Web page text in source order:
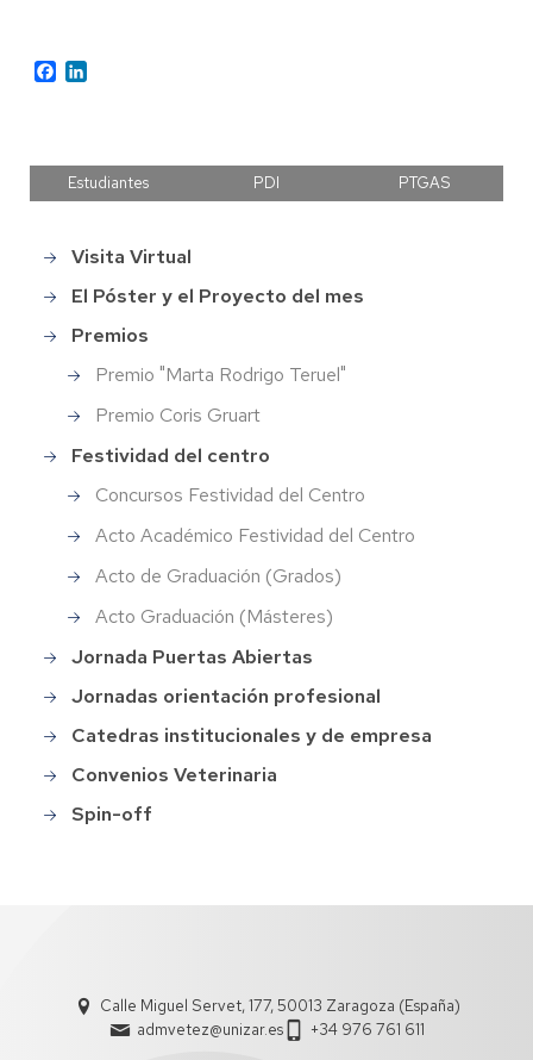
Facebook
Estudiantes PDI PTGAS
Main
menu
Visita Virtual
El Póster y el Proyecto del mes
Premios
Premio "Marta Rodrigo Teruel"
Premio Coris Gruart
Festividad del centro
Concursos Festividad del Centro
Acto Académico Festividad del Centro
Acto de Graduación (Grados)
Acto Graduación (Másteres)
Jornada Puertas Abiertas
Jornadas orientación profesional
Catedras institucionales y de empresa
Convenios Veterinaria
Spin-off
Calle Miguel Servet, 177, 50013 Zaragoza (España)
admvetez@unizar.es
+34 976 761 611